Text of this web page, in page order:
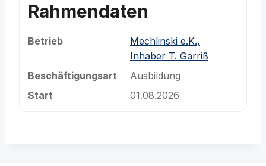
Rahmendaten
Betrieb
Mechlinski e.K.,
Inhaber T. Garriß
Beschäftigungsart
Ausbildung
Start
01.08.2026